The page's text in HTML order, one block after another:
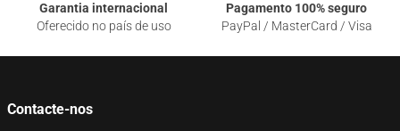
Garantia internacional
Oferecido no país de uso
Pagamento 100% seguro
PayPal / MasterCard / Visa
Contacte-nos